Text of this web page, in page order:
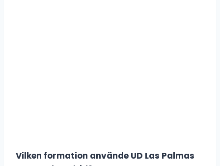
Vilken formation använde UD Las Palmas